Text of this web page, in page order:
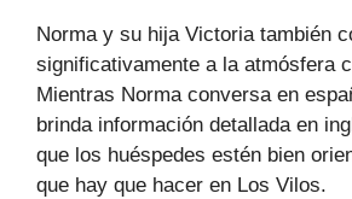
Norma y su hija Victoria también
significativamente a la atmósfera
Mientras Norma conversa en
brinda información detallada en
que los huéspedes estén bien
que hay que hacer en Los Vilos.